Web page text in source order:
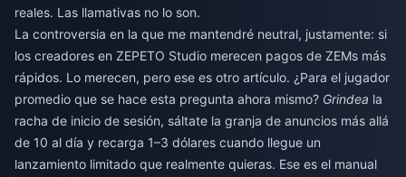
reales. Las llamativas no lo son.
La controversia en la que me mantendré neutral, justamente: si
los creadores en ZEPETO Studio merecen pagos de ZEMs más
rápidos. Lo merecen, pero ese es otro artículo. ¿Para el jugador
promedio que se hace esta pregunta ahora mismo? Grindea la
racha de inicio de sesión, sáltate la granja de anuncios más allá
de 10 al día y recarga 1–3 dólares cuando llegue un
lanzamiento limitado que realmente quieras. Ese es el manual